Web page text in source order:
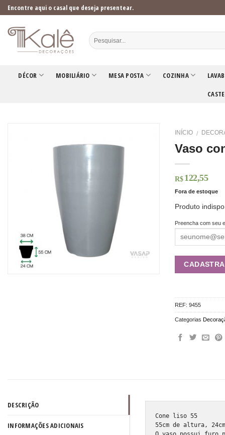
Skip
to
content
Encontre aqui o casal que deseja presentear.
DÉCOR MOBILIÁRIO MESA POSTA COZINHA
INÍCIO /
Vaso
R$ 122,55
Fora de estoque
Produto
Preencha com seu
REF:9455
Categorias
DESCRIÇÃO
INFORMAÇÕES ADICIONAIS
Cone liso 55
55cm de altura,